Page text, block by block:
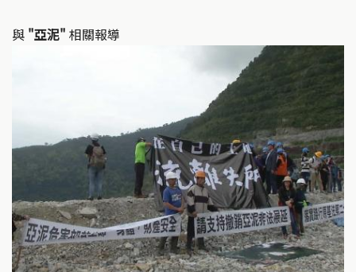
與 "亞泥" 相關報導